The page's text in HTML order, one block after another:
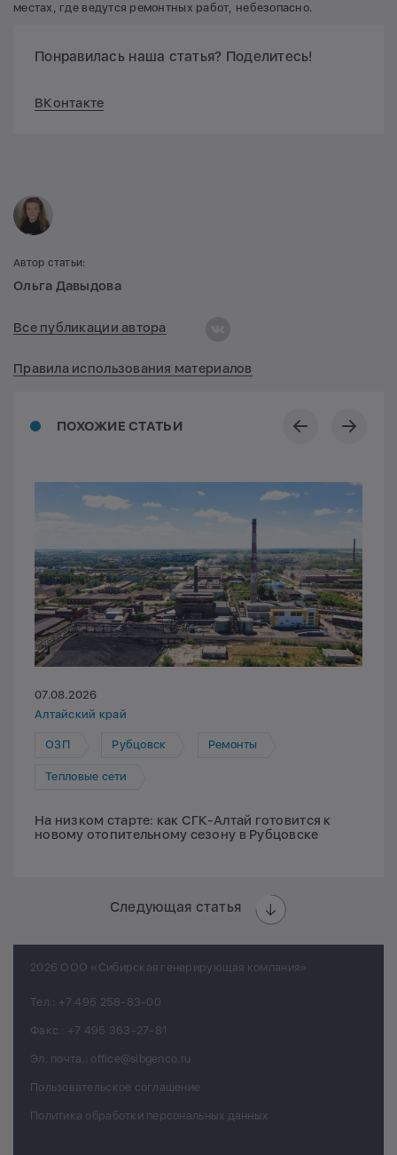
местах, где ведутся ремонтных работ, небезопасно.
Понравилась наша статья? Поделитесь!
ВКонтакте
ПОХОЖИЕ СТАТЬИ
07.08.2026
Алтайский край
ОЗП Рубцовск Ремонты
Тепловые сети
На низком старте: как СГК-Алтай готовится к
новому отопительному сезону в Рубцовске
Следующая статья
Автор статьи:
Ольга Давыдова
Все публикации автора
Правила использования материалов
2026 ООО «Сибирская генерирующая компания»
Тел.: +7 495 258-83-00
Факс.: +7 495 363-27-81
Эл. почта.: office@sibgenco.ru
Пользовательское соглашение
Политика обработки персональных данных